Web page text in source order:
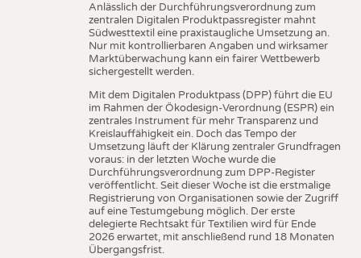
Anlässlich der Durchführungsverordnung zum
zentralen Digitalen Produktpassregister mahnt
Südwesttextil eine praxistaugliche Umsetzung an.
Nur mit kontrollierbaren Angaben und wirksamer
Marktüberwachung kann ein fairer Wettbewerb
sichergestellt werden.
Mit dem Digitalen Produktpass (DPP) führt die EU
im Rahmen der Ökodesign-Verordnung (ESPR) ein
zentrales Instrument für mehr Transparenz und
Kreislauffähigkeit ein. Doch das Tempo der
Umsetzung läuft der Klärung zentraler Grundfragen
voraus: in der letzten Woche wurde die
Durchführungsverordnung zum DPP-Register
veröffentlicht. Seit dieser Woche ist die erstmalige
Registrierung von Organisationen sowie der Zugriff
auf eine Testumgebung möglich. Der erste
delegierte Rechtsakt für Textilien wird für Ende
2026 erwartet, mit anschließend rund 18 Monaten
Übergangsfrist.